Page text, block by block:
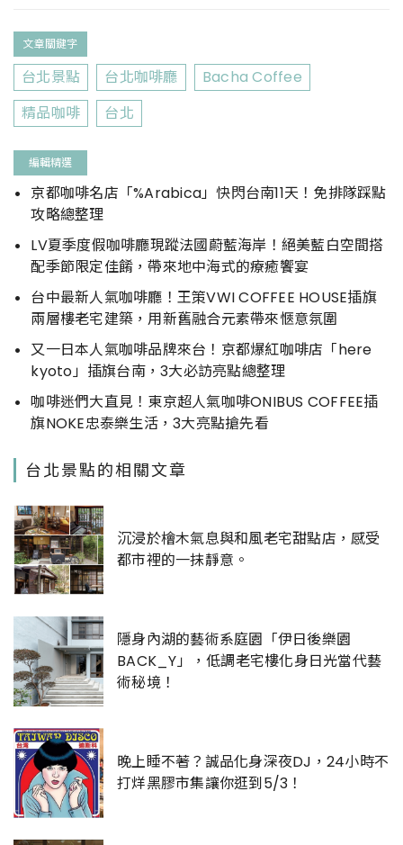
文章關鍵字
台北景點 台北咖啡廳
Bacha Coffee
精品咖啡
台北
編輯精選
京都咖啡名店「%Arabica」快閃台南11天！免排隊踩點
攻略總整理
LV夏季度假咖啡廳現蹤法國蔚藍海岸！絕美藍白空間搭
配季節限定佳餚，帶來地中海式的療癒饗宴
台中最新人氣咖啡廳！王策VWI COFFEE HOUSE插旗
兩層樓老宅建築，用新舊融合元素帶來愜意氛圍
又一日本人氣咖啡品牌來台！京都爆紅咖啡店「here
kyoto」插旗台南，3大必訪亮點總整理
咖啡迷們大直見！東京超人氣咖啡ONIBUS COFFEE插
旗NOKE忠泰樂生活，3大亮點搶先看
台北景點的相關文章
沉浸於檜木氣息與和風老宅甜點店，感受
都市裡的一抹靜意。
隱身內湖的藝術系庭園「伊日後樂園
BACK_Y」，低調老宅樓化身日光當代藝
術秘境！
晚上睡不著？誠品化身深夜DJ，24小時不
打烊黑膠市集讓你逛到5/3！